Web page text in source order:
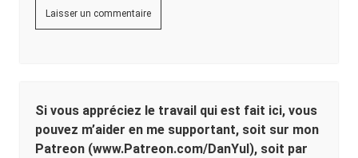
Si vous appréciez le travail qui est fait ici, vous
pouvez m’aider en me supportant, soit sur mon
Patreon (www.Patreon.com/DanYul), soit par